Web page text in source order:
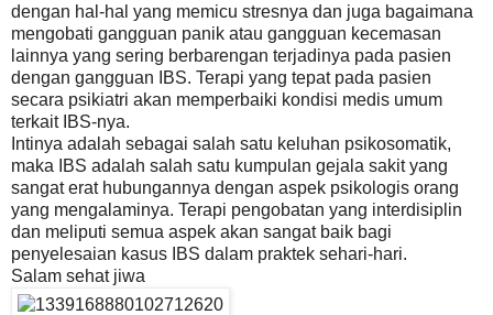
dengan hal-hal yang memicu stresnya dan juga bagaimana
mengobati gangguan panik atau gangguan kecemasan
lainnya yang sering berbarengan terjadinya pada pasien
dengan gangguan IBS. Terapi yang tepat pada pasien
secara psikiatri akan memperbaiki kondisi medis umum
terkait IBS-nya.
Intinya adalah sebagai salah satu keluhan psikosomatik,
maka IBS adalah salah satu kumpulan gejala sakit yang
sangat erat hubungannya dengan aspek psikologis orang
yang mengalaminya. Terapi pengobatan yang interdisiplin
dan meliputi semua aspek akan sangat baik bagi
penyelesaian kasus IBS dalam praktek sehari-hari.
Salam sehat jiwa